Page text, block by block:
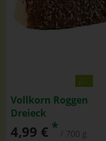
Vollkorn Roggen
Dreieck
4,99 € * / 700 g